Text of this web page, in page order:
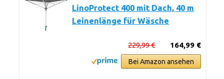
LinoProtect 400 mit Dach, 40 m
Leinenlänge für Wäsche
164,99 €
229,99 €
Bei Amazon ansehen